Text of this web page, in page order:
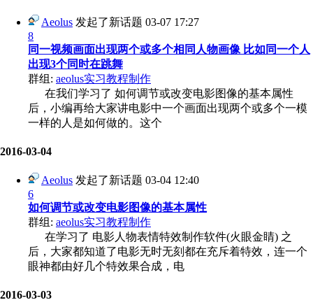
Aeolus 发起了新话题 03-07 17:27
8
同一视频画面出现两个或多个相同人物画像 比如同一个人
出现3个同时在跳舞
群组: aeolus实习教程制作
在我们学习了 如何调节或改变电影图像的基本属性
后，小编再给大家讲电影中一个画面出现两个或多个一模
一样的人是如何做的。这个
2016-03-04
Aeolus 发起了新话题 03-04 12:40
6
如何调节或改变电影图像的基本属性
群组: aeolus实习教程制作
在学习了 电影人物表情特效制作软件(火眼金睛) 之
后，大家都知道了电影无时无刻都在充斥着特效，连一个
眼神都由好几个特效果合成，电
2016-03-03